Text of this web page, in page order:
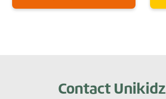
Contact Unikidz